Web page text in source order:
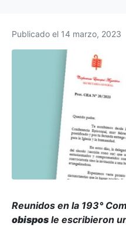
Publicado el 14 marzo, 2023
Reunidos en la 193°
obispos le escribieron